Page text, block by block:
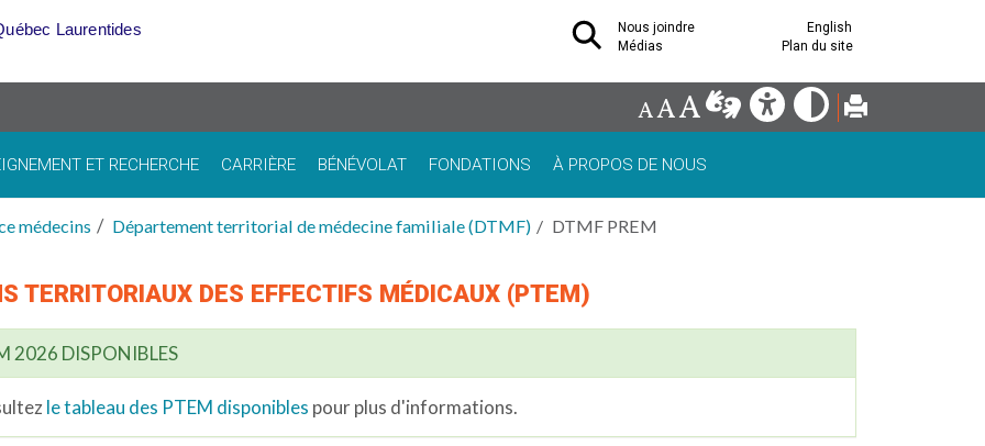
Nous joindre
English
Médias
Plan du site
Laurentides
ET RECHERCHE CARRIÈRE BÉNÉVOLAT FONDATIONS À PROPOS DE NOUS
médecins Département territorial de médecine familiale (DTMF) DTMF PREM
TERRITORIAUX DES EFFECTIFS MÉDICAUX (PTEM)
2026 DISPONIBLES
le tableau des PTEM disponibles pour plus d'informations.